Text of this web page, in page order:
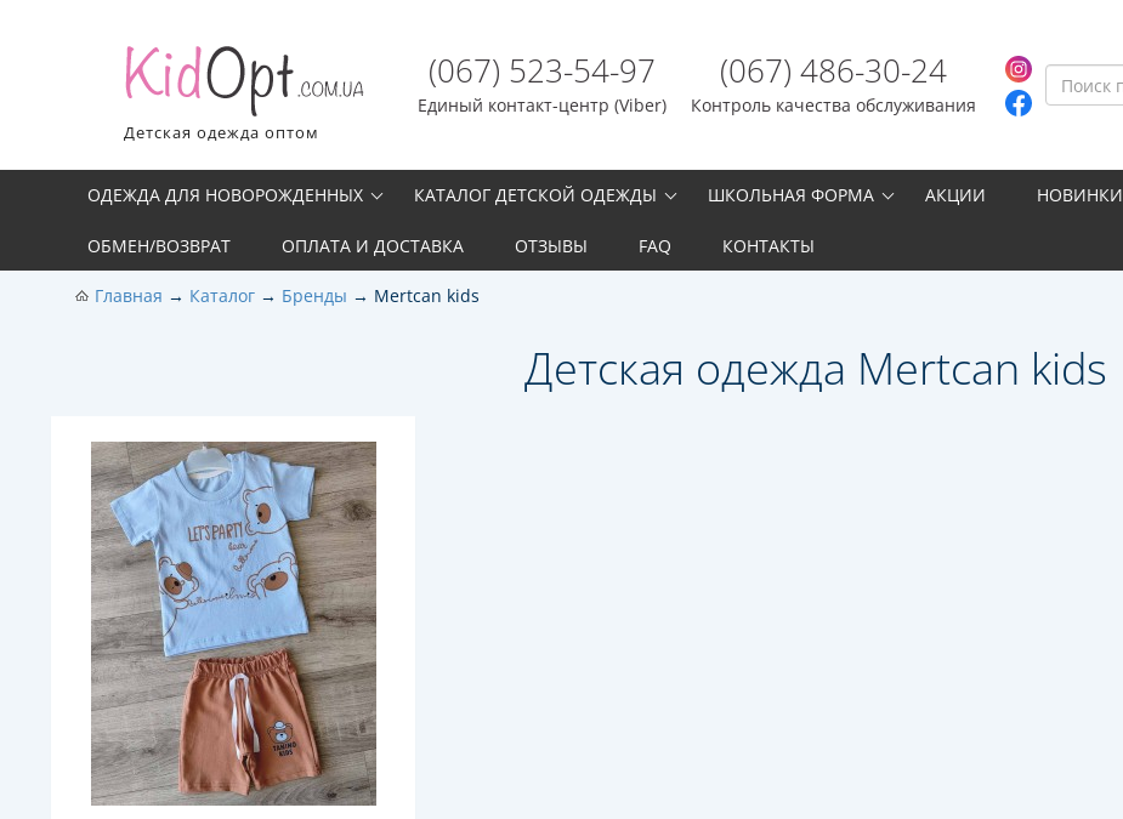
Детская одежда оптом
(067) 523-54-97
Единый контакт-центр (Viber)
(067) 486-30-24
Контроль качества обслуживания
ОДЕЖДА ДЛЯ НОВОРОЖДЕННЫХ КАТАЛОГ ДЕТСКОЙ ОДЕЖДЫ ШКОЛЬНАЯ ФОРМА АКЦИИ НОВИНКИ
ОБМЕН/ВОЗВРАТ ОПЛАТА И ДОСТАВКА ОТЗЫВЫ FAQ КОНТАКТЫ
Главная Каталог Бренды Mertcan kids
Детская одежда Mertcan kids